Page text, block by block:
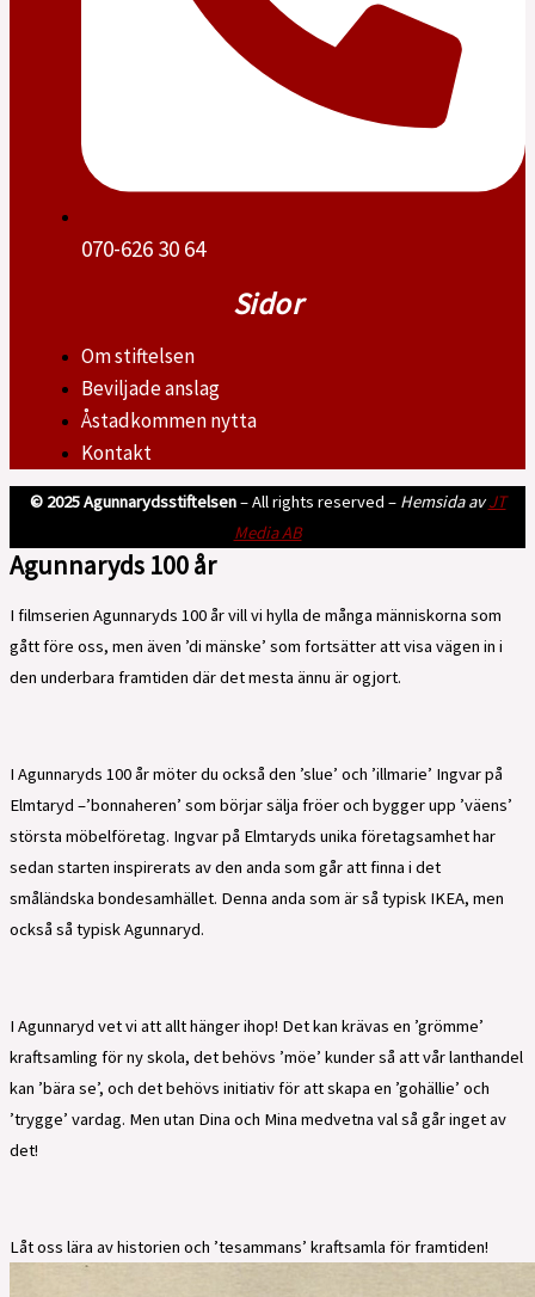
070-626 30 64
Sidor
Om stiftelsen
Beviljade anslag
Åstadkommen nytta
Kontakt
© 2025 Agunnarydsstiftelsen– All rights reserved – Hemsida avJT
Media AB
Agunnaryds 100 år
I filmserien Agunnaryds 100 år vill vi hylla de många människorna som
gått före oss, men även ’di mänske’ som fortsätter att visa vägen in i
den underbara framtiden där det mesta ännu är ogjort.
I Agunnaryds 100 år möter du också den ’slue’ och ’illmarie’ Ingvar på
Elmtaryd –’bonnaheren’ som börjar sälja fröer och bygger upp ’väens’
största möbelföretag. Ingvar på Elmtaryds unika företagsamhet har
sedan starten inspirerats av den anda som går att finna i det
småländska bondesamhället. Denna anda som är så typisk IKEA, men
också så typisk Agunnaryd.
I Agunnaryd vet vi att allt hänger ihop! Det kan krävas en ’grömme’
kraftsamling för ny skola, det behövs ’möe’ kunder så att vår lanthandel
kan ’bära se’, och det behövs initiativ för att skapa en ’gohällie’ och
’trygge’ vardag. Men utan Dina och Mina medvetna val så går inget av
det!
Låt oss lära av historien och ’tesammans’ kraftsamla för framtiden!